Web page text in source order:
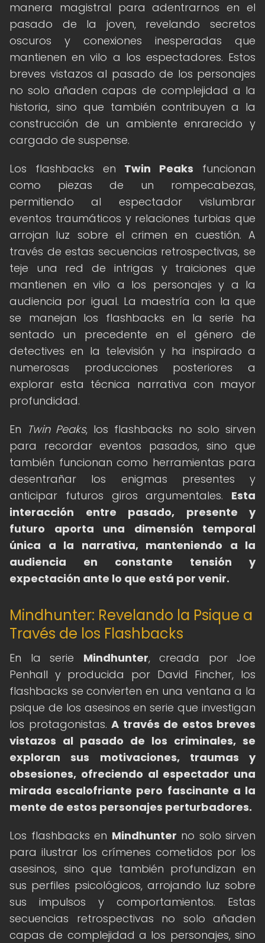
manera magistral para adentrarnos en el
pasado de la joven, revelando secretos
oscuros y conexiones inesperadas que
mantienen en vilo a los espectadores. Estos
breves vistazos al pasado de los personajes
no solo añaden capas de complejidad a la
historia, sino que también contribuyen a la
construcción de un ambiente enrarecido y
cargado de suspense.
Los flashbacks en Twin Peaks funcionan
como piezas de un rompecabezas,
permitiendo al espectador vislumbrar
eventos traumáticos y relaciones turbias que
arrojan luz sobre el crimen en cuestión. A
través de estas secuencias retrospectivas, se
teje una red de intrigas y traiciones que
mantienen en vilo a los personajes y a la
audiencia por igual. La maestría con la que
se manejan los flashbacks en la serie ha
sentado un precedente en el género de
detectives en la televisión y ha inspirado a
numerosas producciones posteriores a
explorar esta técnica narrativa con mayor
profundidad.
En Twin Peaks, los flashbacks no solo sirven
para recordar eventos pasados, sino que
también funcionan como herramientas para
desentrañar los enigmas presentes y
anticipar futuros giros argumentales. Esta
interacción entre pasado, presente y
futuro aporta una dimensión temporal
única a la narrativa, manteniendo a la
audiencia en constante tensión y
expectación ante lo que está por venir.
Mindhunter: Revelando la Psique a
Través de los Flashbacks
En la serie Mindhunter, creada por Joe
Penhall y producida por David Fincher, los
flashbacks se convierten en una ventana a la
psique de los asesinos en serie que investigan
los protagonistas. A través de estos breves
vistazos al pasado de los criminales, se
exploran sus motivaciones, traumas y
obsesiones, ofreciendo al espectador una
mirada escalofriante pero fascinante a la
mente de estos personajes perturbadores.
Los flashbacks en Mindhunter no solo sirven
para ilustrar los crímenes cometidos por los
asesinos, sino que también profundizan en
sus perfiles psicológicos, arrojando luz sobre
sus impulsos y comportamientos. Estas
secuencias retrospectivas no solo añaden
capas de complejidad a los personajes, sino